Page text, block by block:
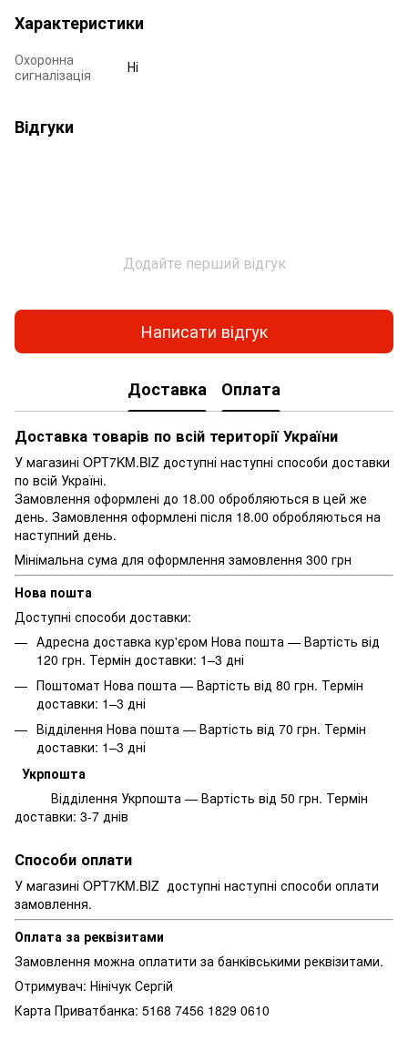
Характеристики
Охоронна
сигналізація
Ні
Відгуки
Додайте перший відгук
Написати відгук
Доставка Оплата
Доставка товарів по всій території України
У магазині OPT7KM.BIZ доступні наступні способи доставки
по всій Україні.
Замовлення оформлені до 18.00 обробляються в цей же
день. Замовлення оформлені після 18.00 обробляються на
наступний день.
Мінімальна сума для оформлення замовлення 300 грн
Нова пошта
Доступні способи доставки:
Адресна доставка кур'єром Нова пошта — Вартість від
120 грн. Термін доставки: 1–3 дні
Поштомат Нова пошта — Вартість від 80 грн. Термін
доставки: 1–3 дні
Відділення Нова пошта — Вартість від 70 грн. Термін
доставки: 1–3 дні
Укрпошта
Відділення Укрпошта — Вартість від 50 грн. Термін
доставки: 3-7 днів
Способи оплати
У магазині OPT7KM.BIZ доступні наступні способи оплати
замовлення.
Оплата за реквізитами
Замовлення можна оплатити за банківськими реквізитами.
Отримувач: Нінічук Сергій
Карта Приватбанка: 5168 7456 1829 0610